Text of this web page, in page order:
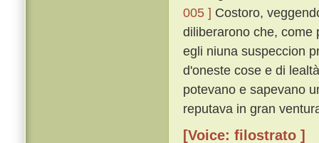
005 ] Costoro,
diliberarono che, come
egli niuna suspeccion
d'oneste cose e di
potevano e sapevano
reputava in gran
[Voice: filostrato ]